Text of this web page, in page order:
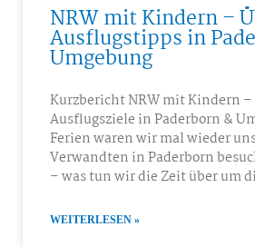
NRW mit Kindern –
Ausflugstipps in
Umgebung
Kurzbericht NRW mit Kindern –
Ausflugsziele in Paderborn &
Ferien waren wir mal wieder
Verwandten in Paderborn
– was tun wir die Zeit über um
WEITERLESEN »